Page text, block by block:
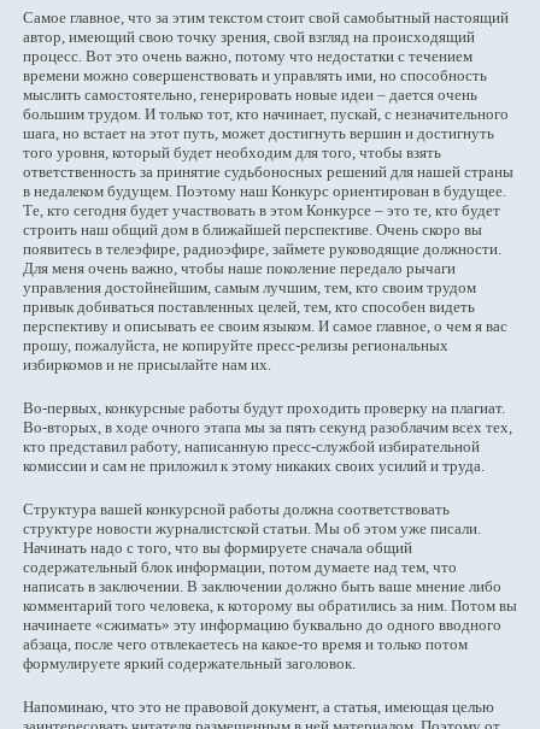
Самое главное, что за этим текстом стоит свой самобытный настоящий
автор, имеющий свою точку зрения, свой взгляд на происходящий
процесс. Вот это очень важно, потому что недостатки с течением
времени можно совершенствовать и управлять ими, но способность
мыслить самостоятельно, генерировать новые идеи – дается очень
большим трудом. И только тот, кто начинает, пускай, с незначительного
шага, но встает на этот путь, может достигнуть вершин и достигнуть
того уровня, который будет необходим для того, чтобы взять
ответственность за принятие судьбоносных решений для нашей страны
в недалеком будущем. Поэтому наш Конкурс ориентирован в будущее.
Те, кто сегодня будет участвовать в этом Конкурсе – это те, кто будет
строить наш общий дом в ближайшей перспективе. Очень скоро вы
появитесь в телеэфире, радиоэфире, займете руководящие должности.
Для меня очень важно, чтобы наше поколение передало рычаги
управления достойнейшим, самым лучшим, тем, кто своим трудом
привык добиваться поставленных целей, тем, кто способен видеть
перспективу и описывать ее своим языком. И самое главное, о чем я вас
прошу, пожалуйста, не копируйте пресс-релизы региональных
избиркомов и не присылайте нам их.
Во-первых, конкурсные работы будут проходить проверку на плагиат.
Во-вторых, в ходе очного этапа мы за пять секунд разоблачим всех тех,
кто представил работу, написанную пресс-службой избирательной
комиссии и сам не приложил к этому никаких своих усилий и труда.
Структура вашей конкурсной работы должна соответствовать
структуре новости журналистской статьи. Мы об этом уже писали.
Начинать надо с того, что вы формируете сначала общий
содержательный блок информации, потом думаете над тем, что
написать в заключении. В заключении должно быть ваше мнение либо
комментарий того человека, к которому вы обратились за ним. Потом вы
начинаете «сжимать» эту информацию буквально до одного вводного
абзаца, после чего отвлекаетесь на какое-то время и только потом
формулируете яркий содержательный заголовок.
Напоминаю, что это не правовой документ, а статья, имеющая целью